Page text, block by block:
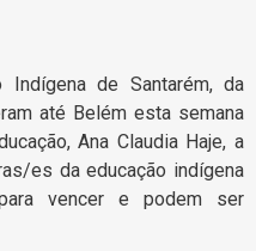
Indígena de Santarém, da
até Belém esta semana
Ana Claudia Haje, a
es da educação indígena
vencer e podem ser